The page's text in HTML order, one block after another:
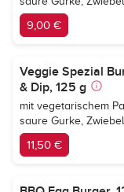
9,00 €
Veggie Spezial
& Dip, 125 g
mit vegetarischem
saure Gurke,
11,50 €